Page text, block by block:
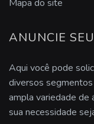
Mapa do site
ANUNCIE
Aqui você pode
diversos
ampla variedade de
sua necessidade